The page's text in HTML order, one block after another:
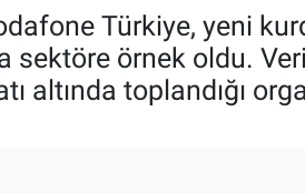
Türkiye, yeni
sektöre örnek oldu.
altında toplandığı